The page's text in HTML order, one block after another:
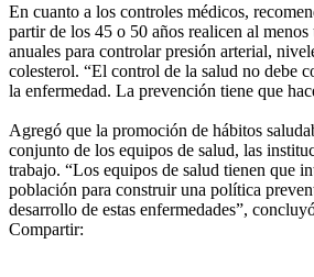
En cuanto a los controles médicos,
partir de los 45 o 50 años realicen al menos
anuales para controlar presión arterial,
colesterol. “El control de la salud no debe
la enfermedad. La prevención tiene que
Agregó que la promoción de hábitos
conjunto de los equipos de salud, las
trabajo. “Los equipos de salud tienen que
población para construir una política
desarrollo de estas enfermedades”,
Compartir: